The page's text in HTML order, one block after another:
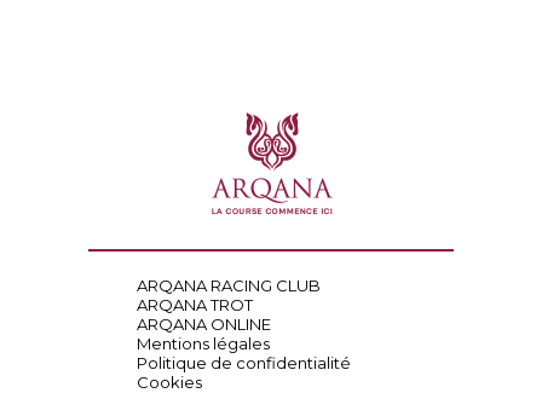
ARQANA RACING CLUB
ARQANA TROT
ARQANA ONLINE
Mentions légales
Politique de confidentialité
Cookies